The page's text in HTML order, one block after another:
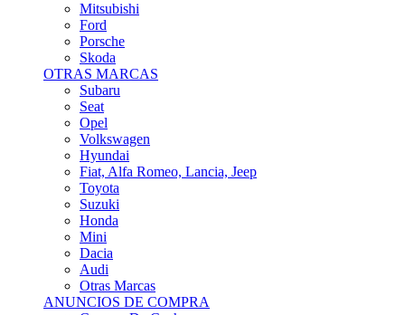
Porsche
Skoda
OTRAS MARCAS
Subaru
Seat
Opel
Volkswagen
Hyundai
Fiat, Alfa Romeo, Lancia, Jeep
Toyota
Suzuki
Honda
Mini
Dacia
Audi
Otras Marcas
ANUNCIOS DE COMPRA
Compra De Coches
ALQUILER VEHÍCULOS